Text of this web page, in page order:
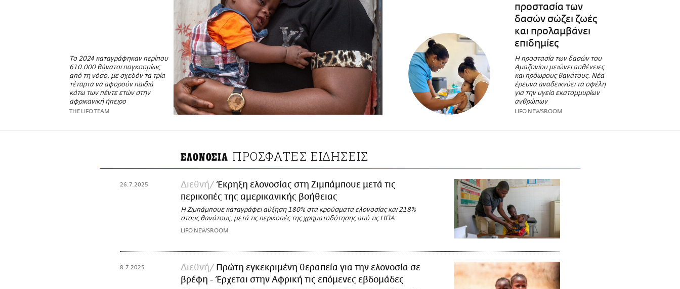
Το 2024 καταγράφηκαν περίπου
610.000 θάνατοι παγκοσμίως
από τη νόσο, με σχεδόν τα τρία
τέταρτα να αφορούν παιδιά
κάτω των πέντε ετών στην
αφρικανική ήπειρο
THE LIFO TEAM
προστασία των
δασών σώζει ζωές
και προλαμβάνει
επιδημίες
Η προστασία των δασών του
Αμαζονίου μειώνει ασθένειες
και πρόωρους θανάτους. Νέα
έρευνα αναδεικνύει τα οφέλη
για την υγεία εκατομμυρίων
ανθρώπων
LIFO NEWSROOM
ΕΛΟΝΟΣΙΑ ΠΡΟΣΦΑΤΕΣ ΕΙΔΗΣΕΙΣ
26.7.2025 Διεθνή
Έκρηξη ελονοσίας στη Ζιμπάμπουε μετά τις
περικοπές της αμερικανικής βοήθειας
Η Ζιμπάμπουε καταγράφει αύξηση 180% στα κρούσματα ελονοσίας και 218%
στους θανάτους, μετά τις περικοπές της χρηματοδότησης από τις ΗΠΑ
LIFO NEWSROOM
8.7.2025 Διεθνή
Πρώτη εγκεκριμένη θεραπεία για την ελονοσία σε
βρέφη - Έρχεται στην Αφρική τις επόμενες εβδομάδες